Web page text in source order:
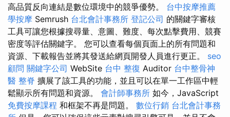
高品質反向連結是數位環境中的競爭優勢。 台中按摩推薦
學按摩 Semrush 台北會計事務所 登記公司 的關鍵字審核
工具可讓您根據搜尋量、意圖、難度、每次點擊費用、競賽
密度等評估關鍵字。 您可以查看每個頁面上的所有問題和
資源、下載報告並將其發送給網頁開發人員進行更正。 seo
顧問 關鍵字公司 WebSite 台中 整復 Auditor 台中整骨神
醫 整脊 擴展了該工具的功能，並且可以在單一工作區中輕
鬆顯示所有問題和資源。 會計師事務所 如今，JavaScript
免費按摩課程 和框架不再是問題。 數位行銷 台北會計事務